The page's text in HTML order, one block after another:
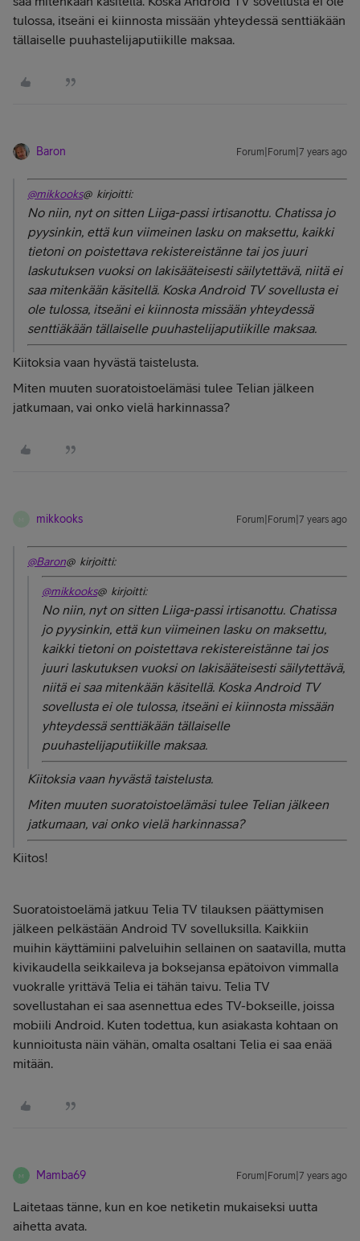
tulossa, itseäni ei kiinnosta missään yhteydessä senttiäkään
tällaiselle puuhastelijaputiikille maksaa.
Baron Forum|Forum|7 years ago
@mikkooks@ kirjoitti:
No niin, nyt on sitten Liiga-passi irtisanottu. Chatissa jo
pyysinkin, että kun viimeinen lasku on maksettu, kaikki
tietoni on poistettava rekistereistänne tai jos juuri
laskutuksen vuoksi on lakisääteisesti säilytettävä, niitä ei
saa mitenkään käsitellä. Koska Android TV sovellusta ei
ole tulossa, itseäni ei kiinnosta missään yhteydessä
senttiäkään tällaiselle puuhastelijaputiikille maksaa.
Kiitoksia vaan hyvästä taistelusta.
Miten muuten suoratoistoelämäsi tulee Telian jälkeen
jatkumaan, vai onko vielä harkinnassa?
mikkooks Forum|Forum|7 years ago
@Baron@ kirjoitti:
@mikkooks@ kirjoitti:
No niin, nyt on sitten Liiga-passi irtisanottu. Chatissa
jo pyysinkin, että kun viimeinen lasku on maksettu,
kaikki tietoni on poistettava rekistereistänne tai jos
juuri laskutuksen vuoksi on lakisääteisesti säilytettävä,
niitä ei saa mitenkään käsitellä. Koska Android TV
sovellusta ei ole tulossa, itseäni ei kiinnosta missään
yhteydessä senttiäkään tällaiselle
puuhastelijaputiikille maksaa.
Kiitoksia vaan hyvästä taistelusta.
Miten muuten suoratoistoelämäsi tulee Telian jälkeen
jatkumaan, vai onko vielä harkinnassa?
Kiitos!
Suoratoistoelämä jatkuu Telia TV tilauksen päättymisen
jälkeen pelkästään Android TV sovelluksilla. Kaikkiin
muihin käyttämiini palveluihin sellainen on saatavilla, mutta
kivikaudella seikkaileva ja boksejansa epätoivon vimmalla
vuokralle yrittävä Telia ei tähän taivu. Telia TV
sovellustahan ei saa asennettua edes TV-bokseille, joissa
mobiili Android. Kuten todettua, kun asiakasta kohtaan on
kunnioitusta näin vähän, omalta osaltani Telia ei saa enää
mitään.
M Mamba69 Forum|Forum|7 years ago
Laitetaas tänne, kun en koe netiketin mukaiseksi uutta
aihetta avata.